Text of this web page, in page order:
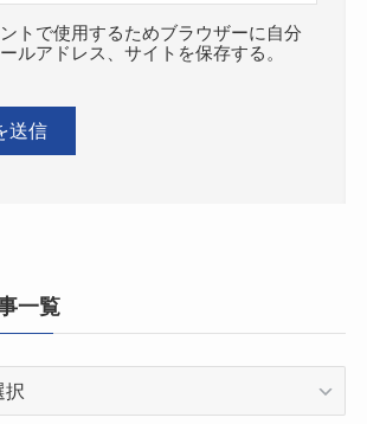
トで使用するためブラウザーに自分
ルアドレス、サイトを保存する。
一覧